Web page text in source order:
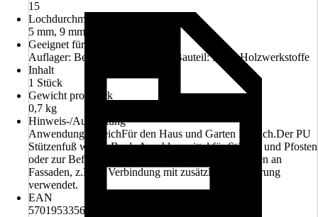
15
Lochdurchmesser
5 mm, 9 mm
Geeignet für
Auflager: BetonAufzulagerndes Bauteil: Holz, Holzwerkstoffe
Inhalt
1 Stück
Gewicht pro Stück
0,7 kg
Hinweis-/Ausstattung
AnwendungsbereichFür den Haus und Garten Bereich.Der PU
Stützenfuß wird z.B. als Anschlussmittel für Stützen und Pfosten
oder zur Befestigung von Holzskelett-Konstruktionen an
Fassaden, z.B. in Verbindung mit zusätzlicher Isolierung
verwendet.
EAN
5701953356200